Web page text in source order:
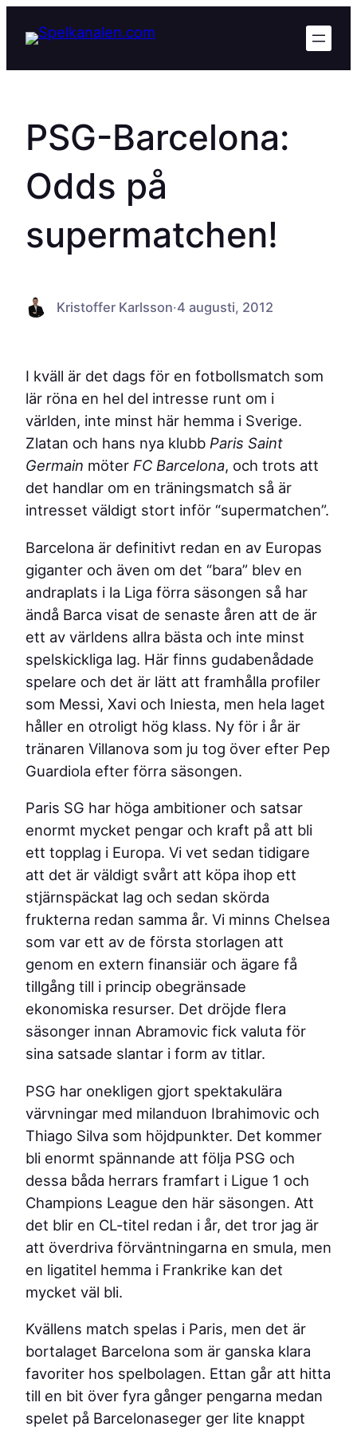
PSG-Barcelona:
Odds på
supermatchen!
Kristoffer Karlsson·4 augusti, 2012
I kväll är det dags för en fotbollsmatch som
lär röna en hel del intresse runt om i
världen, inte minst här hemma i Sverige.
Zlatan och hans nya klubb Paris Saint
Germain möter FC Barcelona, och trots att
det handlar om en träningsmatch så är
intresset väldigt stort inför “supermatchen”.
Barcelona är definitivt redan en av Europas
giganter och även om det “bara” blev en
andraplats i la Liga förra säsongen så har
ändå Barca visat de senaste åren att de är
ett av världens allra bästa och inte minst
spelskickliga lag. Här finns gudabenådade
spelare och det är lätt att framhålla profiler
som Messi, Xavi och Iniesta, men hela laget
håller en otroligt hög klass. Ny för i år är
tränaren Villanova som ju tog över efter Pep
Guardiola efter förra säsongen.
Paris SG har höga ambitioner och satsar
enormt mycket pengar och kraft på att bli
ett topplag i Europa. Vi vet sedan tidigare
att det är väldigt svårt att köpa ihop ett
stjärnspäckat lag och sedan skörda
frukterna redan samma år. Vi minns Chelsea
som var ett av de första storlagen att
genom en extern finansiär och ägare få
tillgång till i princip obegränsade
ekonomiska resurser. Det dröjde flera
säsonger innan Abramovic fick valuta för
sina satsade slantar i form av titlar.
PSG har onekligen gjort spektakulära
värvningar med milanduon Ibrahimovic och
Thiago Silva som höjdpunkter. Det kommer
bli enormt spännande att följa PSG och
dessa båda herrars framfart i Ligue 1 och
Champions League den här säsongen. Att
det blir en CL-titel redan i år, det tror jag är
att överdriva förväntningarna en smula, men
en ligatitel hemma i Frankrike kan det
mycket väl bli.
Kvällens match spelas i Paris, men det är
bortalaget Barcelona som är ganska klara
favoriter hos spelbolagen. Ettan går att hitta
till en bit över fyra gånger pengarna medan
spelet på Barcelonaseger ger lite knappt